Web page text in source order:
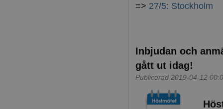
=> 27/5: Stockholm
Inbjudan och
gått ut idag!
Publicerad 2019-04-12